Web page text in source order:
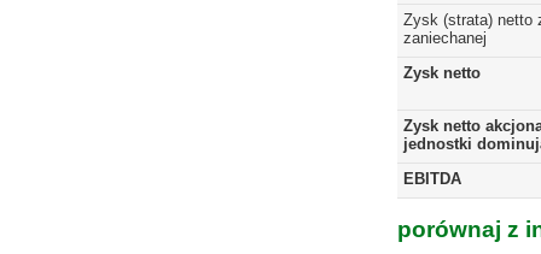
Zysk (strata) netto
zaniechanej
Zysk netto
Zysk netto
jednostki
EBITDA
porównaj z